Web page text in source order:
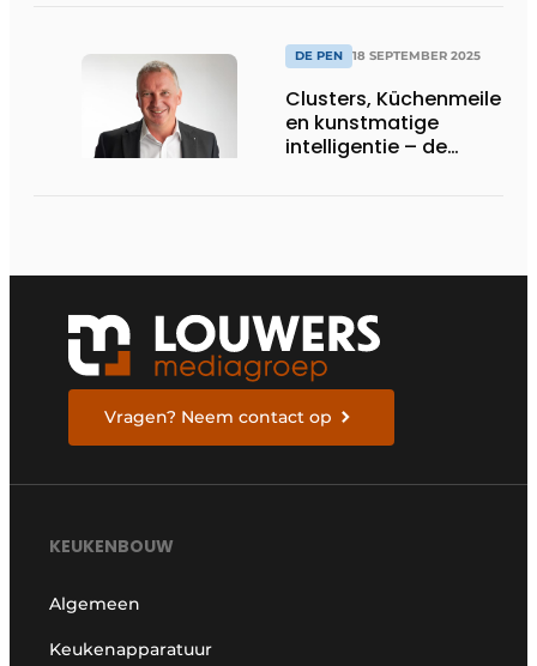
DE PEN 18 SEPTEMBER 2025
Clusters, Küchenmeile
en kunstmatige
intelligentie – de
Vragen? Neem contact op
KEUKENBOUW
Algemeen
Keukenapparatuur